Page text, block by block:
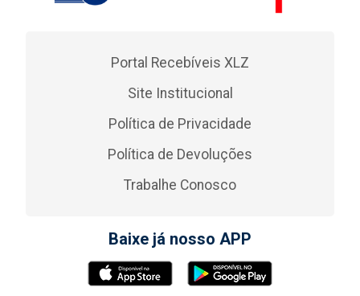
Portal Recebíveis XLZ
Site Institucional
Política de Privacidade
Política de Devoluções
Trabalhe Conosco
Baixe já nosso APP